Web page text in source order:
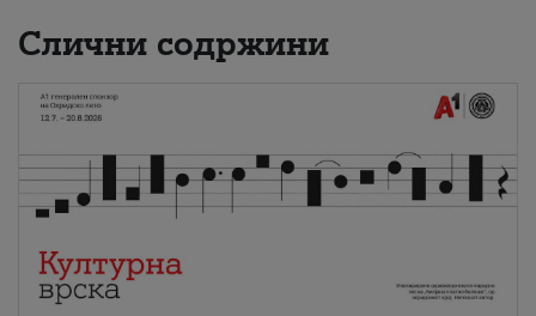
Слични содржини